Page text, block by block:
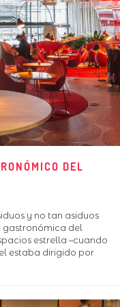
DEL
y no tan asiduos
gastronómica del
estrella –cuando
estaba dirigido por